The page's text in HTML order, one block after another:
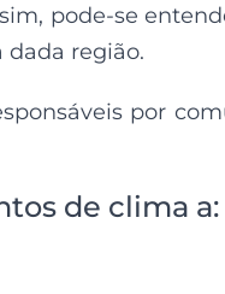
pode-se
região.
por
de clima a: